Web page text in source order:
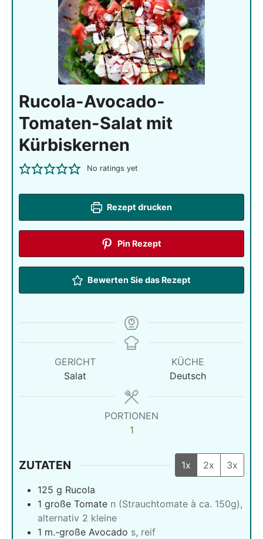
Rucola-Avocado-
Tomaten-Salat mit
Kürbiskernen
No ratings yet
Rezept drucken
Pin Rezept
Bewerten Sie das Rezept
GERICHT
Salat
KÜCHE
Deutsch
PORTIONEN
1
ZUTATEN 1x 2x 3x
125 g Rucola
1 große Tomate n (Strauchtomate à ca. 150g),
alternativ 2 kleine
1 m.-große Avocado s, reif